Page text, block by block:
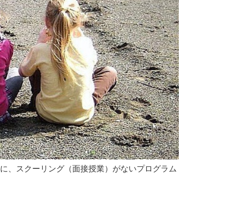
、スクーリング（面接授業）がないプログラム